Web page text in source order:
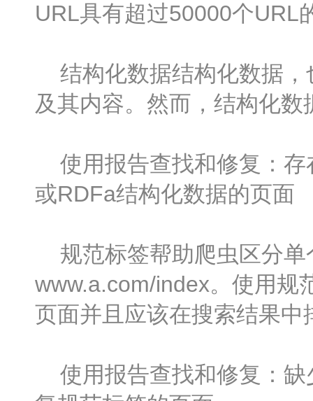
URL具有超过50000个URL
结构化数据结构化数据，
及其内容。然而，结构化
使用报告查找和修复：存
或RDFa结构化数据的页面
规范标签帮助爬虫区分单
www.a.com/index。使用规
页面并且应该在搜索结果中
使用报告查找和修复：缺